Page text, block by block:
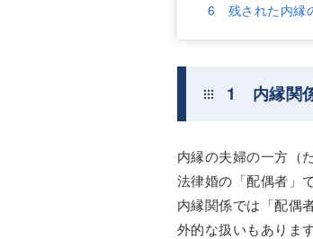
6 残された内縁
1 内縁関
内縁の夫婦の一方（
法律婚の「配偶者」
内縁関係では「配偶
外的な扱いもあります